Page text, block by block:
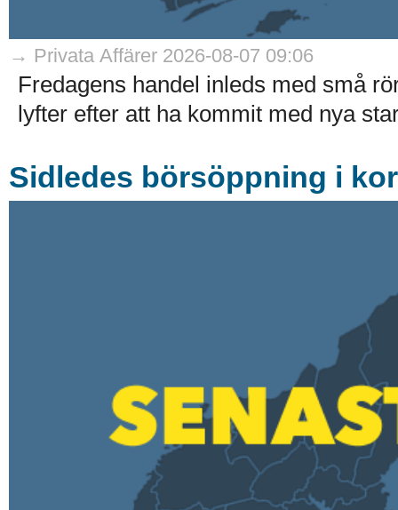
→ Privata Affärer 2026-08-07 09:06
Fredagens handel inleds med små
lyfter efter att ha kommit med nya
Sidledes börsöppning i